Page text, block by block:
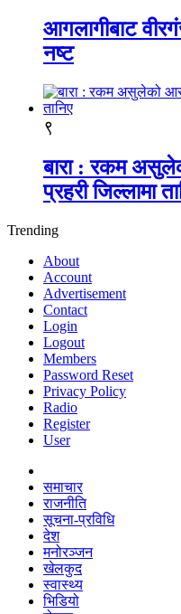
आगलागीबाट
नष्ट
९
बारा : रकम
प्रहरी जिल्लामा
Trending
About
Account
Advertisement
Contact
Login
Logout
Members
Password Reset
Privacy Policy
Radio
Register
User
समाचार
राजनीति
सूचना-प्रविधि
देश
मनोरञ्जन
खेलकुद
स्वास्थ्य
भिडियो